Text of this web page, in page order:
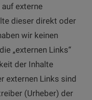
externe
dieser direkt oder
wir keinen
„externen Links“
der Inhalte
externen Links sind
(Urheber) der